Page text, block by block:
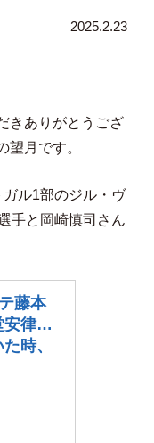
2025.2.23
きありがとうござ
望月です。
ル1部のジル・ヴ
手と岡崎慎司さん
藤本
安律…
時、